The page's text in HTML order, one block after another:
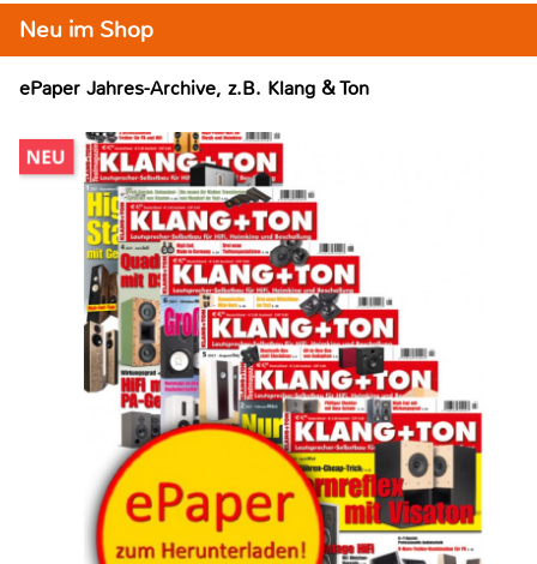
Neu im Shop
ePaper Jahres-Archive, z.B. Klang & Ton